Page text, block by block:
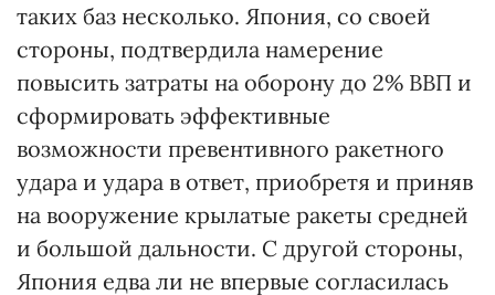
таких баз несколько. Япония, со своей
стороны, подтвердила намерение
повысить затраты на оборону до 2% ВВП и
сформировать эффективные
возможности превентивного ракетного
удара и удара в ответ, приобретя и приняв
на вооружение крылатые ракеты средней
и большой дальности. С другой стороны,
Япония едва ли не впервые согласилась